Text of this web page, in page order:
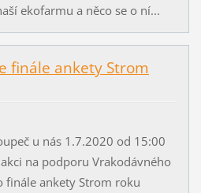
ekofarmu a něco se o ní...
finále ankety Strom
u nás 1.7.2020 od 15:00
na podporu Vrakodávného
finále ankety Strom roku